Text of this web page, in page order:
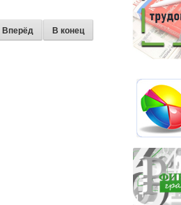
Вперёд В конец